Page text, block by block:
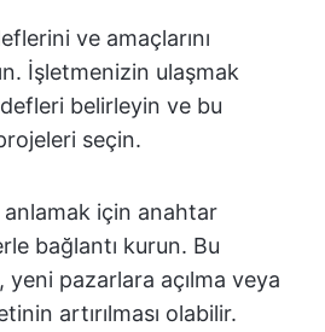
ve amaçlarını
İşletmenizin ulaşmak
belirleyin ve bu
seçin.
için anahtar
bağlantı kurun. Bu
yeni pazarlara açılma veya
artırılması olabilir.